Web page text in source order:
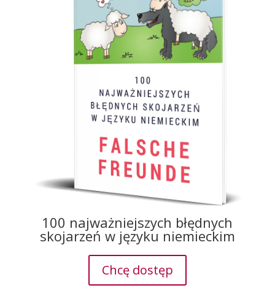
100 najważniejszych błędnych
skojarzeń w języku niemieckim
Chcę dostęp